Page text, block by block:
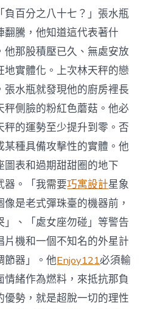
負百分之八十七？」張水瓶
騰，他知道這代表著什
那股積壓已久、無處安放
實體化。上次林天秤的戀
水瓶就發現他的廚房裡長
秤側臉的粉紅色蘑菇。他必
的運勢至少提升到零。否
種具備攻擊性的實體。他
表和過期甜甜圈的地下
器。「我需要巧寓設計星象
是老式彈珠臺的機器前，
、「處女座勿碰」等警告
機和一個不知名的外星計
節器」。他Enjoy121必須輸
緒作為燃料，來抵抗那負
勢，就是超脫一切的理性